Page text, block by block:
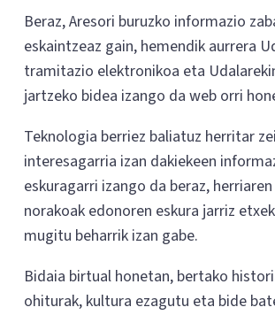
Beraz, Aresori buruzko informazio
eskaintzeaz gain, hemendik aurrera
tramitazio elektronikoa eta
jartzeko bidea izango da web orri
Teknologia berriez baliatuz herritar
interesagarria izan dakiekeen
eskuragarri izango da beraz,
norakoak edonoren eskura jarriz
mugitu beharrik izan gabe.
Bidaia birtual honetan, bertako
ohiturak, kultura ezagutu eta bide